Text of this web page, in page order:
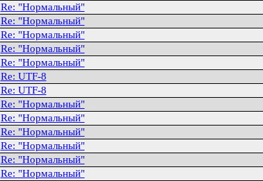
Re: "Hоpмальный"
Re: "Hоpмальный"
Re: "Hоpмальный"
Re: "Hоpмальный"
Re: "Hоpмальный"
Re: UTF-8
Re: UTF-8
Re: "Hоpмальный"
Re: "Hоpмальный"
Re: "Hоpмальный"
Re: "Hоpмальный"
Re: "Hоpмальный"
Re: "Hоpмальный"